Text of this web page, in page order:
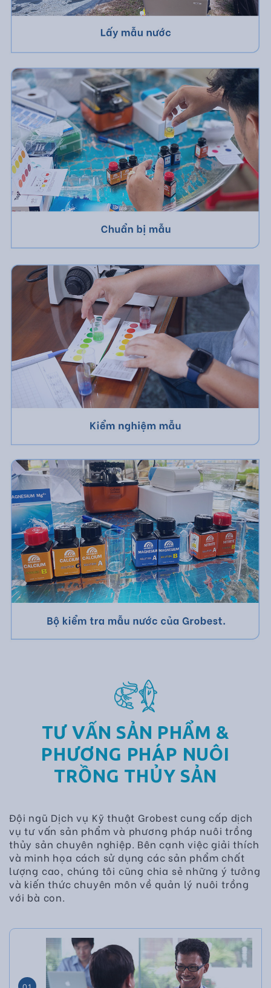
TƯ VẤN SẢN PHẨM &
PHƯƠNG PHÁP NUÔI
TRỒNG THỦY SẢN
Đội ngũ Dịch vụ Kỹ thuật Grobest cung cấp dịch
vụ tư vấn sản phẩm và phương pháp nuôi trồng
thủy sản chuyên nghiệp. Bên cạnh việc giải thích
và minh họa cách sử dụng các sản phẩm chất
lượng cao, chúng tôi cũng chia sẻ những ý tưởng
và kiến thức chuyên môn về quản lý nuôi trồng
với bà con.